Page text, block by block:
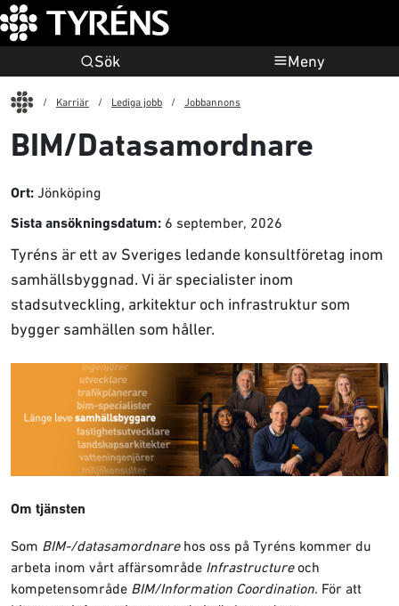
Sök Meny
Karriär
Lediga jobb Jobbannons
BIM/Datasamordnare
Ort: Jönköping
Sista ansökningsdatum: 6 september, 2026
Tyréns är ett av Sveriges ledande konsultföretag inom
samhällsbyggnad. Vi är specialister inom
stadsutveckling, arkitektur och infrastruktur som
bygger samhällen som håller.
Om tjänsten
Som BIM-/datasamordnarehos oss på Tyréns kommer du
arbeta inom vårt affärsområde Infrastructureoch
kompetensområde BIM/Information Coordination. För att